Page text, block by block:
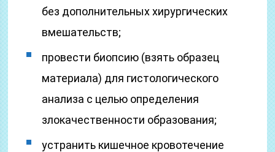
без дополнительных хирургических
вмешательств;
провести биопсию (взять образец
материала) для гистологического
анализа с целью определения
злокачественности образования;
устранить кишечное кровотечение